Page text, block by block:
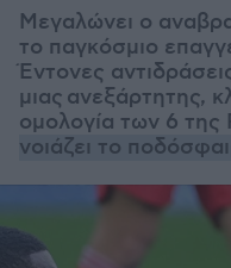
Μεγαλώνει ο
το παγκόσμιο
Έντονες
μιας ανεξάρτητης,
ομολογία των 6 της
νοιάζει το